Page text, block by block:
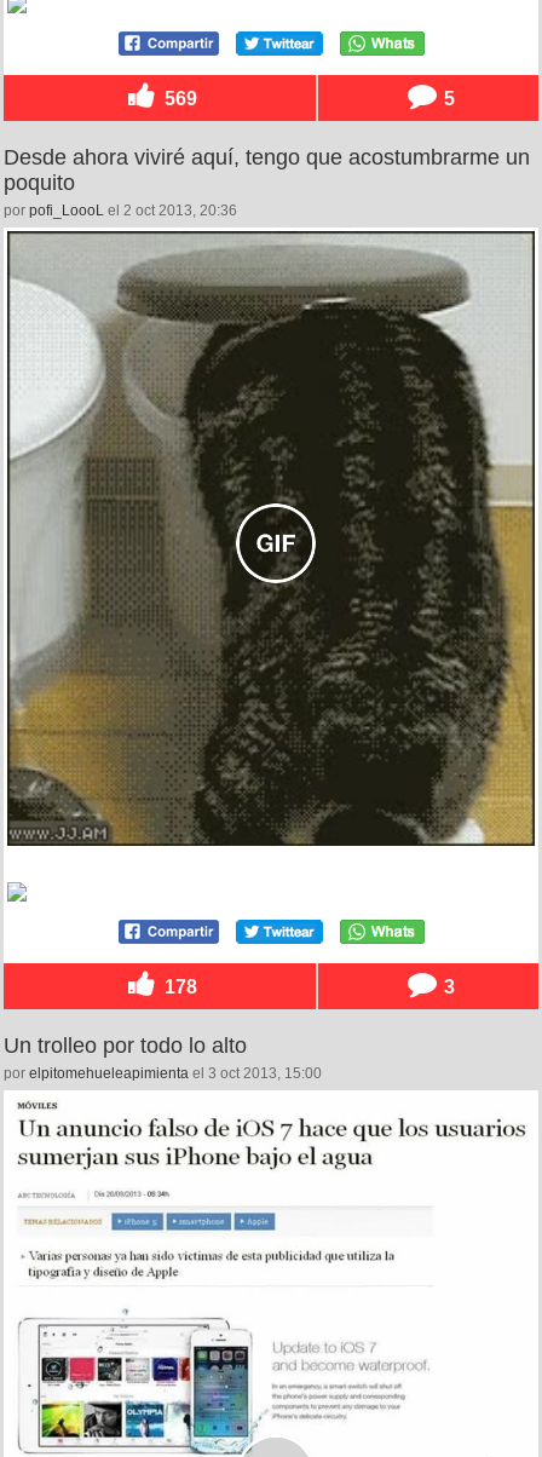
569 5
Desde ahora viviré aquí, tengo que acostumbrarme un
poquito
por pofi_LoooL el 2 oct 2013, 20:36
178 3
Un trolleo por todo lo alto
por elpitomehueleapimienta el 3 oct 2013, 15:00